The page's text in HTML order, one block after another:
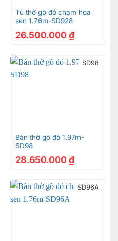
Tủ thờ gõ đỏ chạm hoa
sen 1.76m-SD928
26.500.000 ₫
SD98
Bàn thờ gõ đỏ 1.97m-
SD98
28.650.000 ₫
SD96A